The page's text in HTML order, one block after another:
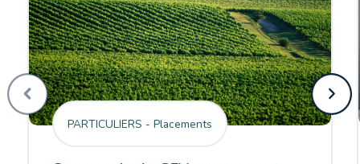
PARTICULIERS - Placements